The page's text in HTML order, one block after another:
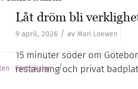
Låt dröm bli
9 april, 2026 / av Mari Loewen
15 minuter söder om
restaurang och privat
Festlokaler /